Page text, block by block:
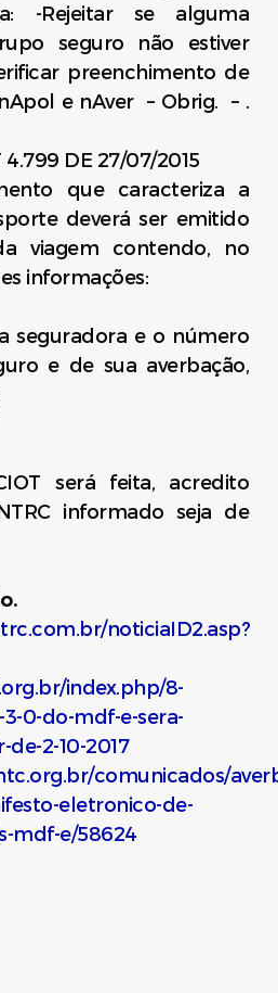
-Rejeitar se alguma
seguro não estiver
preenchimento de
nApol e nAver – Obrig. – .
4.799 DE 27/07/2015
que caracteriza a
deverá ser emitido
viagem contendo, no
informações:
seguradora e o número
e de sua averbação,
será feita, acredito
informado seja de
noticiaID2.asp?
index.php/8-
3-0-do-mdf-e-sera-
2-10-2017
comunicados/
eletronico-de-
mdf-e/58624